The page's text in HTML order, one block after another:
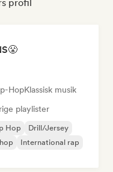
profil
HopKlassisk musik
playlister
Hop
Drill/Jersey
International rap